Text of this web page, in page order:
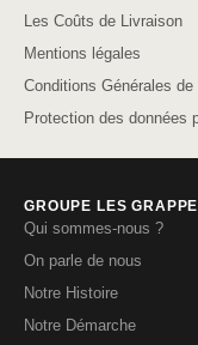
Les Coûts de Livraison
Mentions légales
Conditions Générales de
Protection des données
GROUPE LES
Qui sommes-nous ?
On parle de nous
Notre Histoire
Notre Démarche